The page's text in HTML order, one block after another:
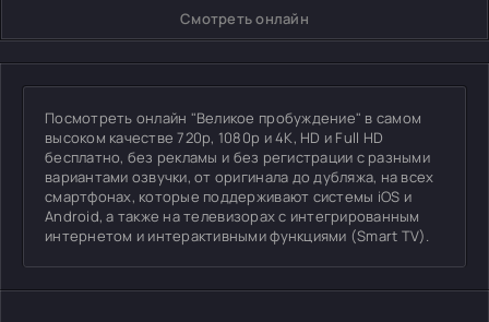
Смотреть онлайн
Посмотреть онлайн "Великое пробуждение" в самом
высоком качестве 720p, 1080p и 4K, HD и Full HD
бесплатно, без рекламы и без регистрации с разными
вариантами озвучки, от оригинала до дубляжа, на всех
смартфонах, которые поддерживают системы iOS и
Android, а также на телевизорах с интегрированным
интернетом и интерактивными функциями (Smart TV).